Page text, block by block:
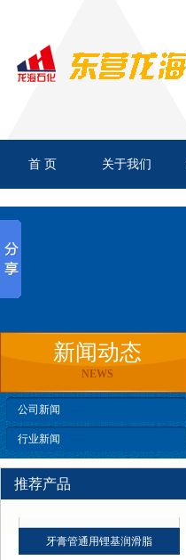
首 页 关于我们
新闻动态
NEWS
公司新闻
行业新闻
推荐产品
领润 轧辊轴承通用润滑脂
牙膏管通用锂基润滑脂